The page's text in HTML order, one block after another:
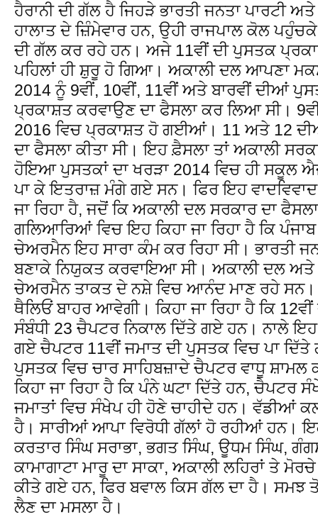
ਹੈਰਾਨੀ ਦੀ ਗੱਲ ਹੈ ਜਿਹੜੇ ਭਾਰਤੀ ਜਨਤਾ ਪਾਰਟੀ
ਹਾਲਾਤ ਦੇ ਜ਼ਿੰਮੇਵਾਰ ਹਨ, ਉਹੀ ਰਾਜਪਾਲ ਕੋਲ
ਦੀ ਗੱਲ ਕਰ ਰਹੇ ਹਨ। ਅਜੇ 11ਵੀਂ ਦੀ ਪੁਸਤਕ
ਪਹਿਲਾਂ ਹੀ ਸ਼ੁਰੂ ਹੋ ਗਿਆ। ਅਕਾਲੀ ਦਲ ਆਪਣਾ
2014 ਨੂੰ 9ਵੀਂ, 10ਵੀਂ, 11ਵੀਂ ਅਤੇ ਬਾਰਵੀਂ ਦੀਆਂ
ਪ੍ਰਕਾਸ਼ਤ ਕਰਵਾਉਣ ਦਾ ਫੈਸਲਾ ਕਰ ਲਿਆ ਸੀ।
2016 ਵਿਚ ਪ੍ਰਕਾਸ਼ਤ ਹੋ ਗਈਆਂ। 11 ਅਤੇ 12
ਦਾ ਫੈਸਲਾ ਕੀਤਾ ਸੀ। ਇਹ ਫ਼ੈਸਲਾ ਤਾਂ ਅਕਾਲੀ
ਹੋਇਆ ਪੁਸਤਕਾਂ ਦਾ ਖਰੜਾ 2014 ਵਿਚ ਹੀ ਸਕੂਲ
ਪਾ ਕੇ ਇਤਰਾਜ਼ ਮੰਗੇ ਗਏ ਸਨ। ਫਿਰ ਇਹ
ਜਾ ਰਿਹਾ ਹੈ, ਜਦੋਂ ਕਿ ਅਕਾਲੀ ਦਲ ਸਰਕਾਰ ਦਾ
ਗਲਿਆਰਿਆਂ ਵਿਚ ਇਹ ਕਿਹਾ ਜਾ ਰਿਹਾ ਹੈ ਕਿ
ਚੇਅਰਮੈਨ ਇਹ ਸਾਰਾ ਕੰਮ ਕਰ ਰਿਹਾ ਸੀ। ਭਾਰਤੀ
ਬਣਾਕੇ ਨਿਯੁਕਤ ਕਰਵਾਇਆ ਸੀ। ਅਕਾਲੀ ਦਲ ਅਤੇ
ਚੇਅਰਮੈਨ ਤਾਕਤ ਦੇ ਨਸ਼ੇ ਵਿਚ ਆਨੰਦ ਮਾਣ ਰਹੇ ਸਨ।
ਥੈਲਿਓਂ ਬਾਹਰ ਆਵੇਗੀ। ਕਿਹਾ ਜਾ ਰਿਹਾ ਹੈ ਕਿ
ਸੰਬੰਧੀ 23 ਚੈਪਟਰ ਨਿਕਾਲ ਦਿੱਤੇ ਗਏ ਹਨ। ਨਾਲੇ ਇਹ
ਗਏ ਚੈਪਟਰ 11ਵੀਂ ਜਮਾਤ ਦੀ ਪੁਸਤਕ ਵਿਚ ਪਾ
ਪੁਸਤਕ ਵਿਚ ਚਾਰ ਸਾਹਿਬਜ਼ਾਦੇ ਚੈਪਟਰ ਵਾਧੂ
ਕਿਹਾ ਜਾ ਰਿਹਾ ਹੈ ਕਿ ਪੰਨੇ ਘਟਾ ਦਿੱਤੇ ਹਨ,
ਜਮਾਤਾਂ ਵਿਚ ਸੰਖੇਪ ਹੀ ਹੋਣੇ ਚਾਹੀਦੇ ਹਨ। ਵੱਡੀਆਂ
ਹੈ। ਸਾਰੀਆਂ ਆਪਾ ਵਿਰੋਧੀ ਗੱਲਾਂ ਹੋ ਰਹੀਆਂ ਹਨ।
ਕਰਤਾਰ ਸਿੰਘ ਸਰਾਭਾ, ਭਗਤ ਸਿੰਘ, ਊਧਮ ਸਿੰਘ,
ਕਾਮਾਗਾਟਾ ਮਾਰੂ ਦਾ ਸਾਕਾ, ਅਕਾਲੀ ਲਹਿਰਾਂ ਤੇ
ਕੀਤੇ ਗਏ ਹਨ, ਫਿਰ ਬਵਾਲ ਕਿਸ ਗੱਲ ਦਾ ਹੈ। ਸਮਝ
ਲੈਣ ਦਾ ਮਸਲਾ ਹੈ।